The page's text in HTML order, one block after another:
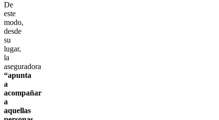
De
este
modo,
desde
su
lugar,
la
aseguradora
“apunta
a
acompañar
a
aquellas